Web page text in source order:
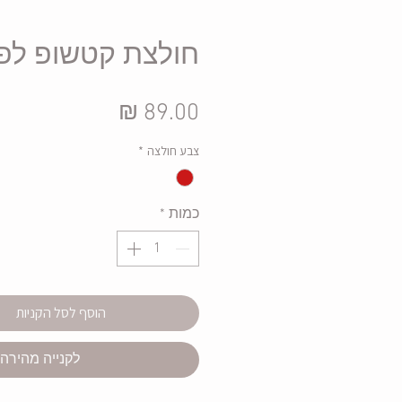
חולצת קטשופ
צבע חולצה *
כמות *
הוסף לסל הקניות
לקנייה מהירה